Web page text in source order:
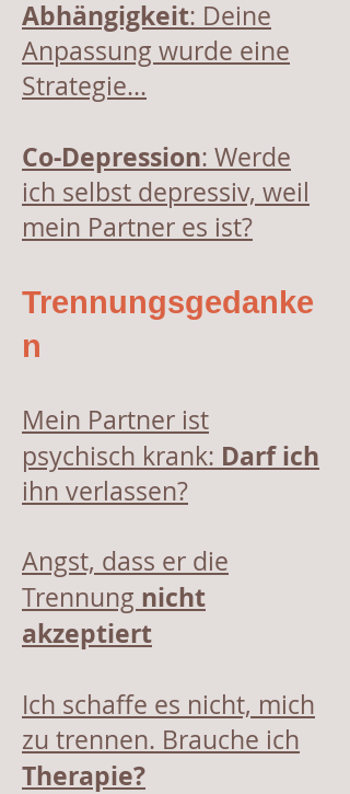
Abhängigkeit: Deine
Anpassung wurde eine
Strategie...
Co-Depression: Werde
ich selbst depressiv, weil
mein Partner es ist?
Trennungsgedanke
n
Mein Partner ist
psychisch krank: Darf ich
ihn verlassen?
Angst, dass er die
Trennung nicht
akzeptiert
Ich schaffe es nicht, mich
zu trennen. Brauche ich
Therapie?